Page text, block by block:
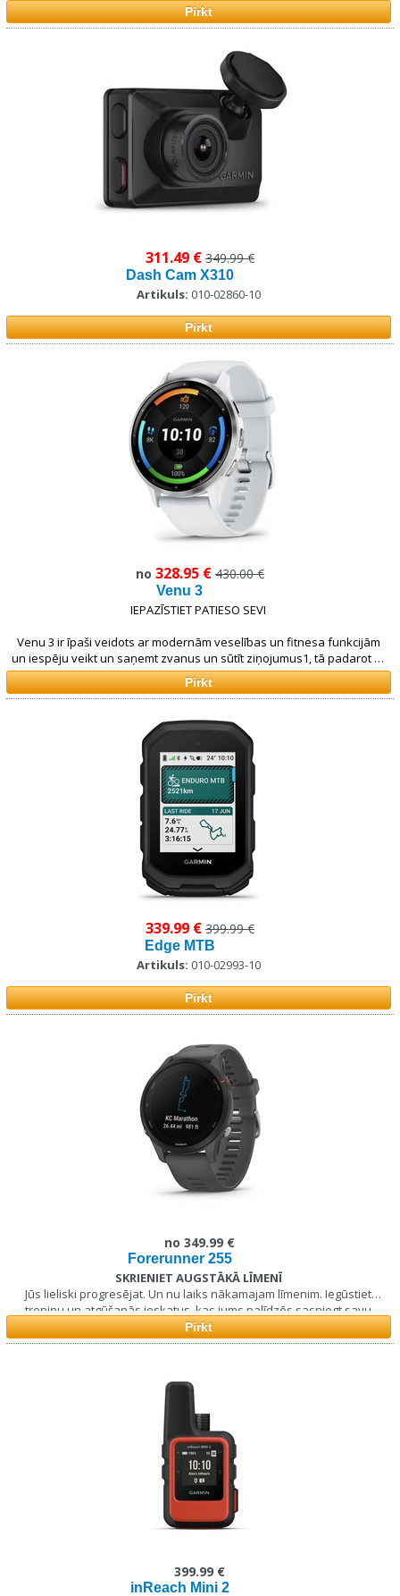
arī mūziku, kas jūs motivēs ceļā.
Pirkt
Dash Cam X310
Artikuls: 010-02860-10
311.49 € 349.99 €
Pirkt
Venu 3
IEPAZĪSTIET PATIESO SEVI
Venu 3 ir īpaši veidots ar modernām veselības un fitnesa funkcijām
un iespēju veikt un saņemt zvanus un sūtīt ziņojumus1, tā padarot to
par kaut ko vairāk par viedpulksteni — tas ir jūsu personīgais
treneris, kas atrodas tepat uz plaukstas locītavas un atbalsta katru
no 328.95 € 430.00 €
Pirkt
Edge MTB
Artikuls: 010-02993-10
339.99 € 399.99 €
Pirkt
Forerunner 255
SKRIENIET AUGSTĀKĀ LĪMENĪ
Jūs lieliski progresējat. Un nu laiks nākamajam līmenim. Iegūstiet
treniņu un atgūšanās ieskatus, kas jums palīdzēs sasniegt savu
labāko laiku.
no 349.99 €
Pirkt
inReach Mini 2
399.99 €